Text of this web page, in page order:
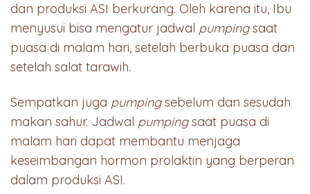
dan produksi ASI berkurang. Oleh karena itu, Ibu
menyusui bisa mengatur jadwal pumpingsaat
puasa di malam hari, setelah berbuka puasa dan
setelah salat tarawih.
Sempatkan juga pumpingsebelum dan sesudah
makan sahur. Jadwal pumpingsaat puasa di
malam hari dapat membantu menjaga
keseimbangan hormon prolaktin yang berperan
dalam produksi ASI.